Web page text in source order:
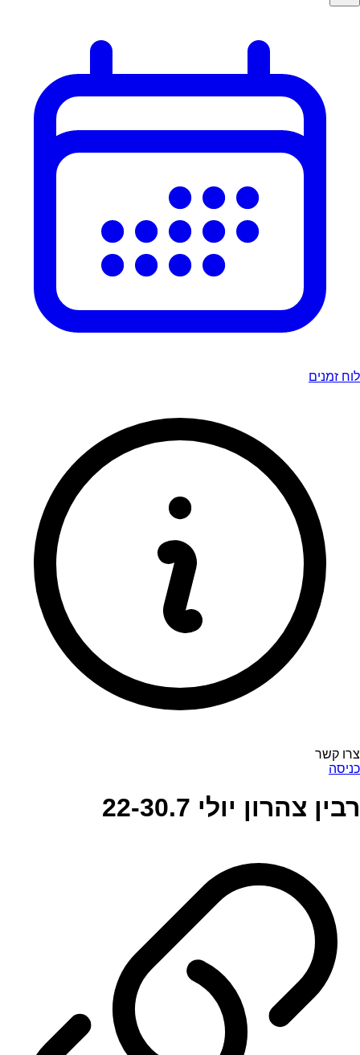
לוח זמנים
צרו קשר
כניסה
רבין צהרון יולי 22-30.7